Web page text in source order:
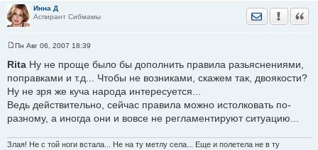
Инна Д
Аспирант Сибмамы
Отправить
о
о
б
е
н
е
Пн Авг 06, 2007 18:39
Rita Ну не проще было бы дополнить правила разьяснениями,
поправками и т.д... Чтобы не возниками, скажем так, двоякости?
Ну не зря же куча народа интересуется...
Ведь действительно, сейчас правила можно истолковать по-
разному, а иногда они и вовсе не регламентируют ситуацию...
Злая! Не с той ноги встала... Не на ту метлу села... Еще и полетела не в ту